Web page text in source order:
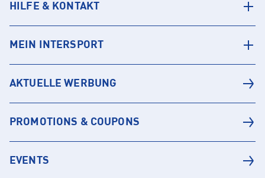
HILFE & KONTAKT
MEIN INTERSPORT
AKTUELLE WERBUNG
PROMOTIONS & COUPONS
EVENTS